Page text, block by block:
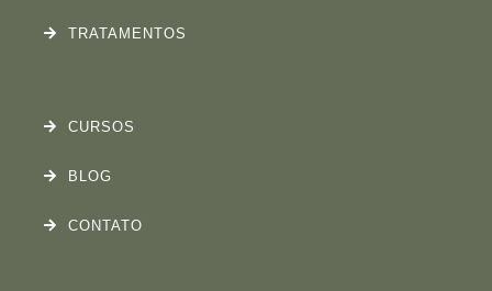
TRATAMENTOS
CURSOS
BLOG
CONTATO